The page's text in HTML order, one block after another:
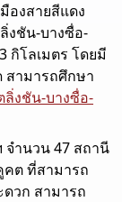
องสายสีแดง
งชัน-บางซื่อ-
กิโลเมตร โดยมี
สามารถศึกษา
ลิ่งชัน-บางซื่อ-
จำนวน 47 สถานี
คต ที่สามารถ
ดวก สามารถ